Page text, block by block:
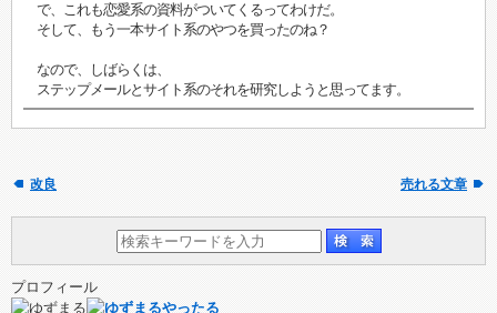
で、これも恋愛系の資料がついてくるってわけだ。
そして、もう一本サイト系のやつを買ったのね？
なので、しばらくは、
ステップメールとサイト系のそれを研究しようと思ってます。
改良 売れる文章
プロフィール